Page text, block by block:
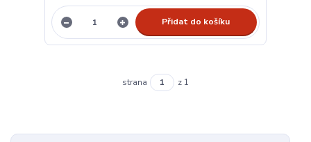
Přidat do košíku
strana z 1